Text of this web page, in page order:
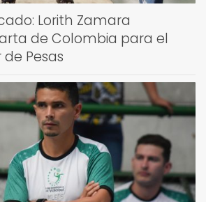
Lorith Zamara
de Colombia para el
Pesas